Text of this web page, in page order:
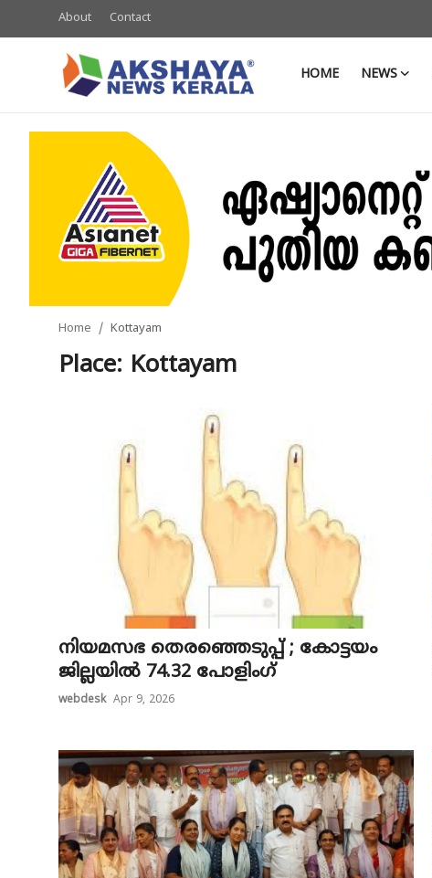
About Contact
HOME NEWS
Business
Travel & Tourism
Technology
E-Paper
Home Kottayam
Place: Kottayam
നിയമസഭ തെരഞ്ഞെടുപ്പ് ; കോട്ടയം
ജില്ലയിൽ 74.32 പോളിംഗ്
webdesk Apr 9, 2026